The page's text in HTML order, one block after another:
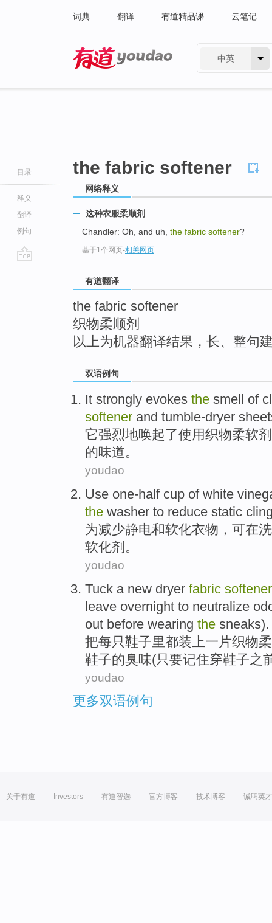
词典 翻译 有道精品课 云笔记
中英
目录
释义
翻译
例句
the fabric softener
网络释义
这种衣服柔顺剂
Chandler: Oh, and uh, the fabric softener?
基于1个网页-相关网页
有道翻译
the fabric softener
织物柔顺剂
以上为机器翻译结果，长、整句
双语例句
It strongly evokes the smell of
softener and tumble-dryer
它强烈地唤起了使用织物柔软剂
的味道。
youdao
Use one-half cup of white
the washer to reduce static
为减少静电和软化衣物 ，可在
软化剂 。
youdao
Tuck a new dryer fabric softener
leave overnight to neutralize
out before wearing the sneaks).
把每只鞋子里都装上一 片织物
鞋子的臭味(只要记住穿鞋子之
youdao
更多双语例句
关于有道 Investors 有道智选 官方博客 技术博客 诚聘英才